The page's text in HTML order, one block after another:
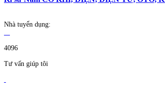
Nhà tuyển dụng:
4096
Tư vấn giúp tôi